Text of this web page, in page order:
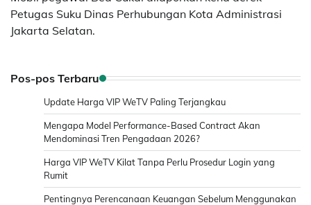
Petugas Suku Dinas Perhubungan Kota Administrasi
Jakarta Selatan.
Pos-pos Terbaru
Update Harga VIP WeTV Paling Terjangkau
Mengapa Model Performance-Based Contract Akan
Mendominasi Tren Pengadaan 2026?
Harga VIP WeTV Kilat Tanpa Perlu Prosedur Login yang
Rumit
Pentingnya Perencanaan Keuangan Sebelum Menggunakan